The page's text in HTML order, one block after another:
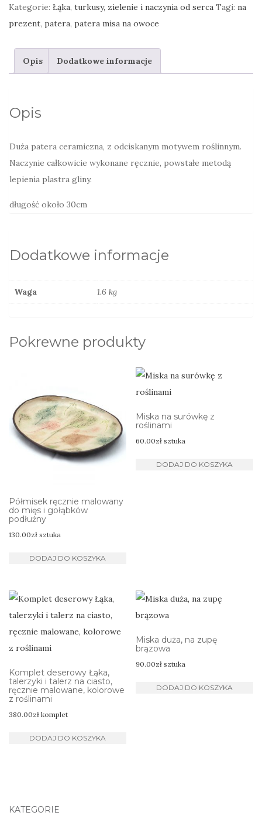
na
owoce
Kategorie: Łąka, turkusy, zielenie i naczynia od serca Tagi: na
prezent, patera, patera misa na owoce
Opis Dodatkowe informacje
Opis
Duża patera ceramiczna, z odciskanym motywem roślinnym.
Naczynie całkowicie wykonane ręcznie, powstałe metodą
lepienia plastra gliny.
długość około 30cm
Dodatkowe informacje
Waga 1.6 kg
Pokrewne produkty
Półmisek ręcznie malowany
do mięs i gołąbków
podłużny
130.00zł sztuka
DODAJ DO KOSZYKA
Miska na surówkę z
roślinami
60.00zł sztuka
DODAJ DO KOSZYKA
Komplet deserowy Łąka,
talerzyki i talerz na ciasto,
ręcznie malowane, kolorowe
z roślinami
380.00zł komplet
DODAJ DO KOSZYKA
Miska duża, na zupę
brązowa
90.00zł sztuka
DODAJ DO KOSZYKA
KATEGORIE